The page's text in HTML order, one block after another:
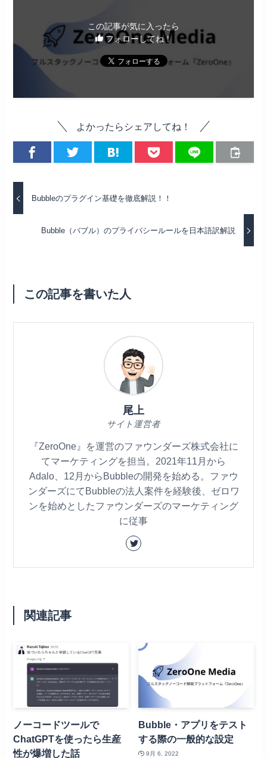
この記事が気に入ったら
フォローしてね！
よかったらシェアしてね！
Bubbleのプラグイン基礎を徹底解説！！
Bubble（バブル）のプライバシールールを日本語訳解説
この記事を書いた人
尾上
サイト運営者
『ZeroOne』を運営のファウンダーズ株式会社に
てマーケティングを担当。2021年11月から
Adalo、12月からBubbleの開発を始める。ファウ
ンダーズにてBubbleの法人案件を経験後、ゼロワ
ンを始めとしたファウンダーズのマーケティング
に従事
関連記事
ノーコードツールで
ChatGPTを使ったら生産
性が爆増した話
Bubble・アプリをテスト
する際の一般的な設定
9月 6, 2022